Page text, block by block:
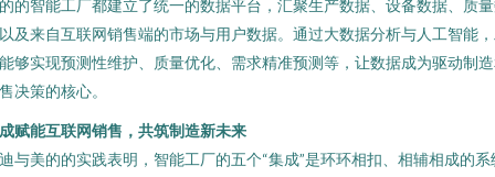
的智能工厂都建立了统一的数据平台，汇聚生产数据、设备数据、质
及来自互联网销售端的市场与用户数据。通过大数据分析与人工智能
够实现预测性维护、质量优化、需求精准预测等，让数据成为驱动制
决策的核心。
赋能互联网销售，共筑制造新未来
与美的的实践表明，智能工厂的五个“集成”是环环相扣、相辅相成的系